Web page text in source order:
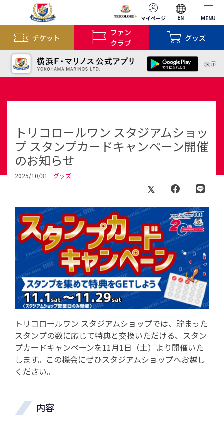
マイページ EN MENU
チケット
ファン
クラブ
グッズ
トリコロールワン スタジアムショッ
プ スタンプカードキャンペーン開催
のお知らせ
2025/10/31 グッズ
トリコロールワン スタジアムショップでは、貯まった
スタンプの数に応じて特典と交換いただける、スタン
プカードキャンペーンを11月1日（土）より開催いた
します。この機会にぜひスタジアムショップへお越し
ください。
内容